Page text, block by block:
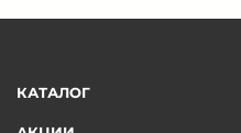
КАТАЛОГ